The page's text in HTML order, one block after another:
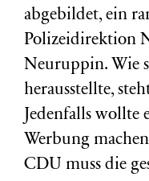
abgebildet, ein
Polizeidirektion
Neuruppin. Wie
herausstellte,
Jedenfalls
Werbung
CDU muss die